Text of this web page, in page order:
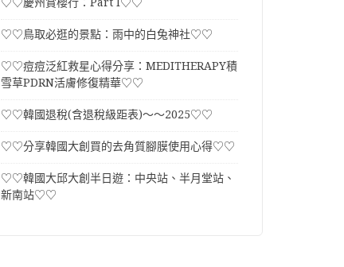
♡♡鳥取必逛的景點：雨中的白兔神社♡♡
♡♡痘痘泛紅救星心得分享：MEDITHERAPY積
雪草PDRN活膚修復精華♡♡
♡♡韓國退稅(含退稅級距表)～～2025♡♡
♡♡分享韓國大創買的去角質腳膜使用心得♡♡
♡♡韓國大邱大創半日遊：中央站、半月堂站、
新南站♡♡